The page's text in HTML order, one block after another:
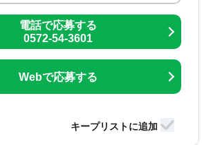
電話で応募する
0572-54-3601
Webで応募する